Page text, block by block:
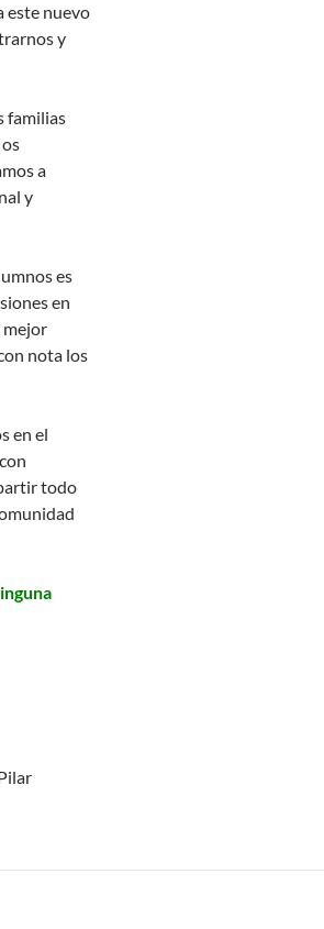
este nuevo
y
familias
a
y
es
en
mejor
nota los
en el
todo